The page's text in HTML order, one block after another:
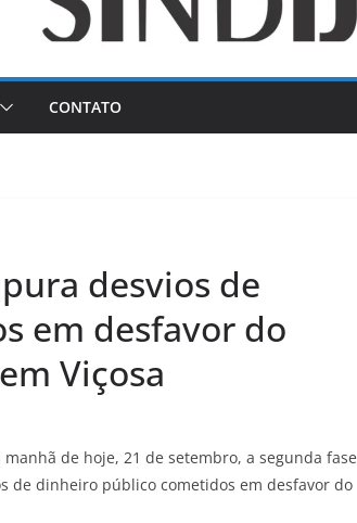
CONTATO
desvios de
em desfavor do
Viçosa
de hoje, 21 de setembro, a segunda fase
de dinheiro público cometidos em desfavor do